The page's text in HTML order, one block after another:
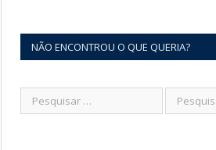
NÃO ENCONTROU O QUE QUERIA?